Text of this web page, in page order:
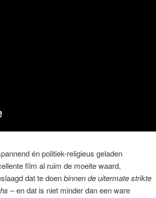
én politiek-religieus geladen
film al ruim de moeite waard,
dat te doenbinnen de uitermate strikte
– en dat is niet minder dan een ware